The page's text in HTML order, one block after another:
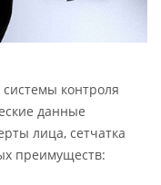
контроля
данные
лица, сетчатка
преимуществ: